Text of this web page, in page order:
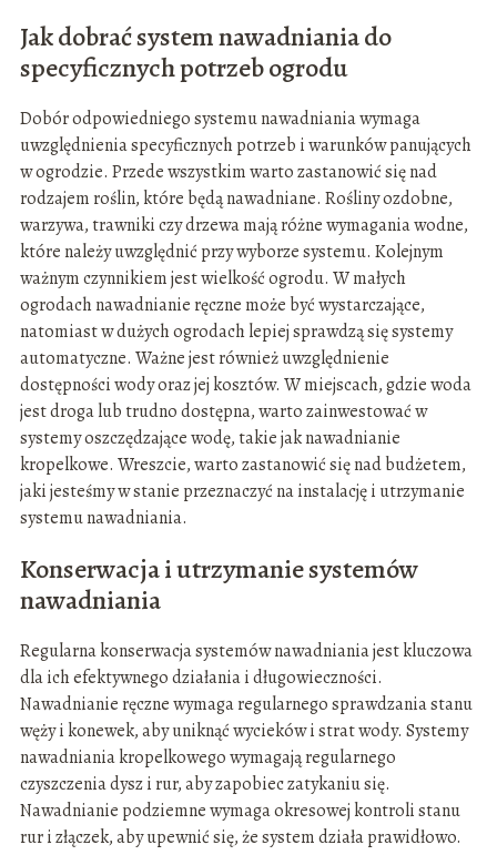
Jak dobrać system nawadniania do
specyficznych potrzeb ogrodu
Dobór odpowiedniego systemu nawadniania wymaga
uwzględnienia specyficznych potrzeb i warunków panujących
w ogrodzie. Przede wszystkim warto zastanowić się nad
rodzajem roślin, które będą nawadniane. Rośliny ozdobne,
warzywa, trawniki czy drzewa mają różne wymagania wodne,
które należy uwzględnić przy wyborze systemu. Kolejnym
ważnym czynnikiem jest wielkość ogrodu. W małych
ogrodach nawadnianie ręczne może być wystarczające,
natomiast w dużych ogrodach lepiej sprawdzą się systemy
automatyczne. Ważne jest również uwzględnienie
dostępności wody oraz jej kosztów. W miejscach, gdzie woda
jest droga lub trudno dostępna, warto zainwestować w
systemy oszczędzające wodę, takie jak nawadnianie
kropelkowe. Wreszcie, warto zastanowić się nad budżetem,
jaki jesteśmy w stanie przeznaczyć na instalację i utrzymanie
systemu nawadniania.
Konserwacja i utrzymanie systemów
nawadniania
Regularna konserwacja systemów nawadniania jest kluczowa
dla ich efektywnego działania i długowieczności.
Nawadnianie ręczne wymaga regularnego sprawdzania stanu
węży i konewek, aby uniknąć wycieków i strat wody. Systemy
nawadniania kropelkowego wymagają regularnego
czyszczenia dysz i rur, aby zapobiec zatykaniu się.
Nawadnianie podziemne wymaga okresowej kontroli stanu
rur i złączek, aby upewnić się, że system działa prawidłowo.